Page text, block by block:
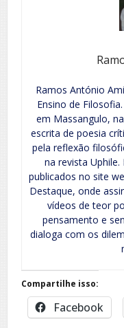
Ramos António
Ensino de
em Massangulo,
escrita de poesia
pela reflexão
na revista
publicados no site
Destaque, onde
vídeos de teor
pensamento e
dialoga com os
Compartilhe isso:
Facebook